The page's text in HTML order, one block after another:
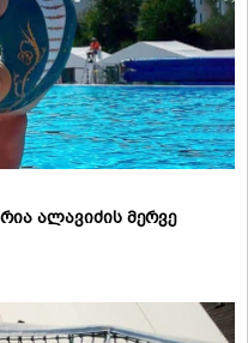
ალავიძის მერვე